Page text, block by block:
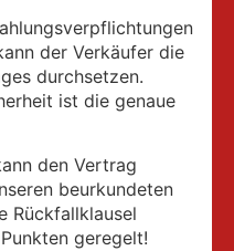
der Verkäufer die
durchsetzen.
ist die genaue
den Vertrag
beurkundeten
Rückfallklausel
geregelt!